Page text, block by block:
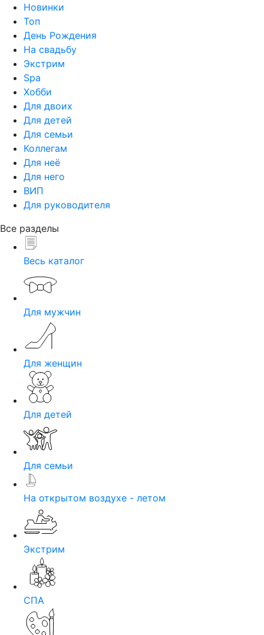
Новинки
Топ
День Рождения
На свадьбу
Экстрим
Spa
Хобби
Для двоих
Для детей
Для семьи
Коллегам
Для неё
Для него
ВИП
Для руководителя
Все разделы
Весь каталог
Для мужчин
Для женщин
Для детей
Для семьи
На открытом воздухе - летом
Экстрим
СПА